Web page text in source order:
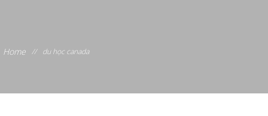
Home // du học canada